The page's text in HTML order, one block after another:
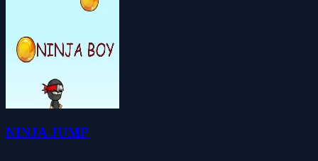
NINJA JUMP